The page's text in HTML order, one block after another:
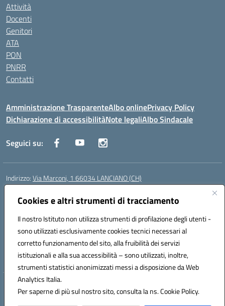
Cookies e altri strumenti di tracciamento
Il nostro Istituto non utilizza strumenti di profilazione degli utenti -
sono utilizzati esclusivamente cookies tecnici necessari al
corretto funzionamento del sito, alla fruibilità dei servizi
istituzionali e alla sua accessibilità – sono utilizzati, inoltre,
strumenti statistici anonimizzati messi a disposizione da Web
Analytics Italia.
Per saperne di più sul nostro sito, consulta la ns. Cookie Policy.
Attività
Docenti
Genitori
ATA
PON
PNRR
Contatti
Amministrazione TrasparenteAlbo onlinePrivacy Policy
Dichiarazione di accessibilitàNote legaliAlbo Sindacale
Seguici su:
Indirizzo:Via Marconi, 1 66034 LANCIANO (CH)
Centralino:
Posta elettronica certificata (PEC):chic840006@pec.istruzione.it
Codice fiscale: 90031370696
Codice meccanografico:CHIC840006
Codice Indice delle Pubbliche Amministrazioni (IPA): istsc_chic840006
Codice unico di fatturazione (CUF): UFPLTG
Hosting & Powered by 3D Solution S.r.l.
Concept & Design by Designers Italia